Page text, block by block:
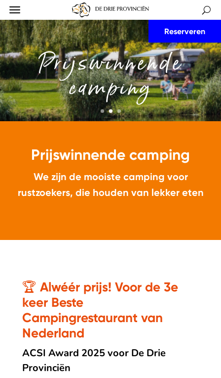
Reserveren
Mooiste
Charmecamping
Prijswinnende camping
We zijn de mooiste camping voor
rustzoekers, die houden van lekker eten
🏆 Alwéér prijs! Voor de 3e
keer Beste
Campingrestaurant van
Nederland
ACSI Award 2025 voor De Drie
Provinciën